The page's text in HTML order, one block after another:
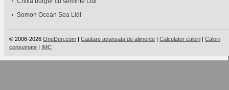
Somon Ocean Sea Lidl
© 2006-2026 OneDen.com | Cautare avansata de alimente | Calculator calorii | Calorii
consumate | IMC